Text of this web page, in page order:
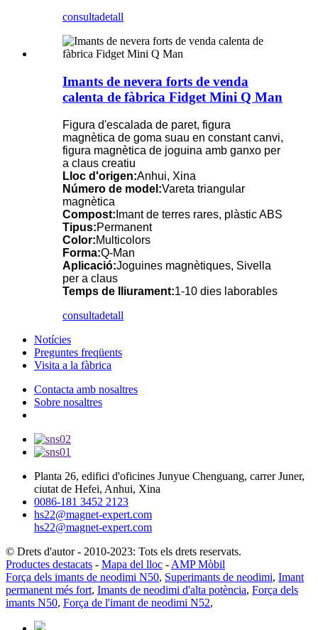
consultadetall
Imants de nevera forts de venda
calenta de fàbrica Fidget Mini Q Man
Figura d'escalada de paret, figura
magnètica de goma suau en constant canvi,
figura magnètica de joguina amb ganxo per
a claus creatiu
Lloc d'origen:Anhui, Xina
Número de model:Vareta triangular
magnètica
Compost: Imant de terres rares, plàstic ABS
Tipus:Permanent
Color:Multicolors
Forma:Q-Man
Aplicació:Joguines magnètiques, Sivella
per a claus
Temps de lliurament:1-10 dies laborables
consultadetall
Notícies
Preguntes freqüents
Visita a la fàbrica
Contacta amb nosaltres
Sobre nosaltres
Planta 26, edifici d'oficines Junyue Chenguang, carrer Juner,
ciutat de Hefei, Anhui, Xina
0086-181 3452 2123
hs22@magnet-expert.com
hs22@magnet-expert.com
© Drets d'autor - 2010-2023: Tots els drets reservats.
Productes destacats - Mapa del lloc - AMP Mòbil
Força dels imants de neodimi N50, Superimants de neodimi, Imant
permanent més fort, Imants de neodimi d'alta potència, Força dels
imants N50, Força de l'imant de neodimi N52,